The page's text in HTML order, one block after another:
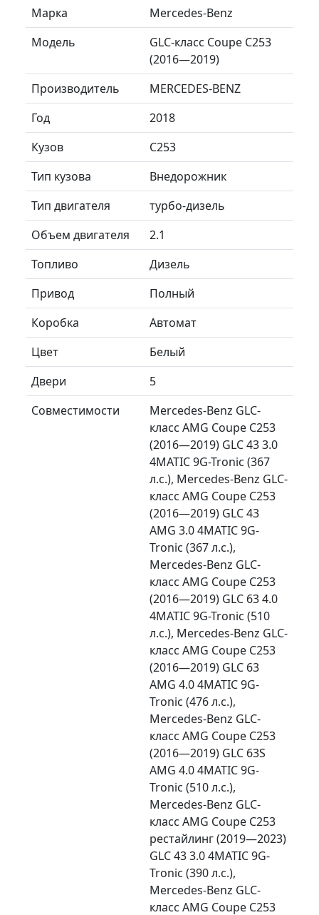
Марка
Mercedes-Benz
Модель
GLC-класс Coupe C253
(2016—2019)
Производитель
MERCEDES-BENZ
Год
2018
Кузов
C253
Тип кузова
Внедорожник
Тип двигателя
турбо-дизель
Объем двигателя
2.1
Топливо
Дизель
Привод
Полный
Коробка
Автомат
Цвет
Белый
Двери
5
Совместимости
Mercedes-Benz GLC-
класс AMG Coupe C253
(2016—2019) GLC 43 3.0
4MATIC 9G-Tronic (367
л.с.), Mercedes-Benz GLC-
класс AMG Coupe C253
(2016—2019) GLC 43
AMG 3.0 4MATIC 9G-
Tronic (367 л.с.),
Mercedes-Benz GLC-
класс AMG Coupe C253
(2016—2019) GLC 63 4.0
4MATIC 9G-Tronic (510
л.с.), Mercedes-Benz GLC-
класс AMG Coupe C253
(2016—2019) GLC 63
AMG 4.0 4MATIC 9G-
Tronic (476 л.с.),
Mercedes-Benz GLC-
класс AMG Coupe C253
(2016—2019) GLC 63S
AMG 4.0 4MATIC 9G-
Tronic (510 л.с.),
Mercedes-Benz GLC-
класс AMG Coupe C253
рестайлинг (2019—2023)
GLC 43 3.0 4MATIC 9G-
Tronic (390 л.с.),
Mercedes-Benz GLC-
класс AMG Coupe C253